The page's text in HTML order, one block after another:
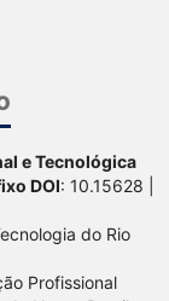
e Tecnológica
DOI: 10.15628 |
do Rio
Profissional